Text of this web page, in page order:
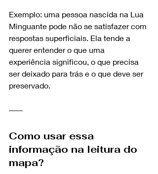
Exemplo: uma pessoa nascida na Lua
Minguante pode não se satisfazer com
respostas superficiais. Ela tende a
querer entender o que uma
experiência significou, o que precisa
ser deixado para trás e o que deve ser
preservado.
Como usar essa
informação na leitura do
mapa?